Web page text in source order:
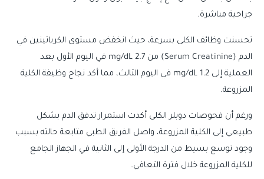
جراحية مباشرة.
تحسنت وظائف الكلى بسرعة، حيث انخفض مستوى الكرياتينين في
الدم (Serum Creatinine) من 2.7 mg/dL في اليوم الأول بعد
العملية إلى 1.2 mg/dL في اليوم الثالث، مما أكد نجاح وظيفة الكلية
المزروعة.
ورغم أن فحوصات دوبلر الكلى أكدت استمرار تدفق الدم بشكل
طبيعي إلى الكلية المزروعة، واصل الفريق الطبي متابعة حالته بسبب
وجود توسع بسيط من الدرجة الأولى إلى الثانية في الجهاز الجامع
للكلية المزروعة خلال فترة التعافي.